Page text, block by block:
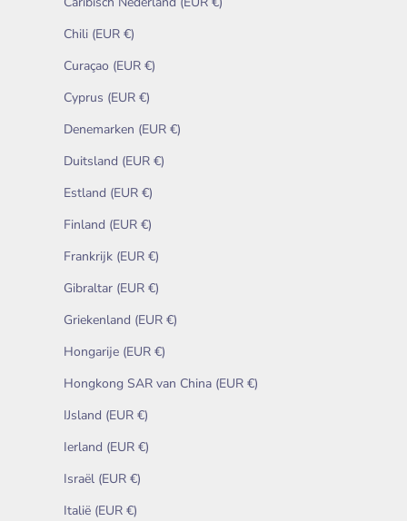
Chili (EUR €)
Curaçao (EUR €)
Cyprus (EUR €)
Denemarken (EUR €)
Duitsland (EUR €)
Estland (EUR €)
Finland (EUR €)
Frankrijk (EUR €)
Gibraltar (EUR €)
Griekenland (EUR €)
Hongarije (EUR €)
Hongkong SAR van China (EUR €)
IJsland (EUR €)
Ierland (EUR €)
Israël (EUR €)
Italië (EUR €)